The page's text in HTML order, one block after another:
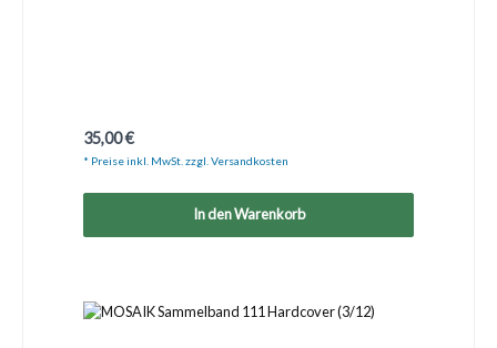
Regulärer Preis:
35,00 €
* Preise inkl. MwSt. zzgl. Versandkosten
In den Warenkorb